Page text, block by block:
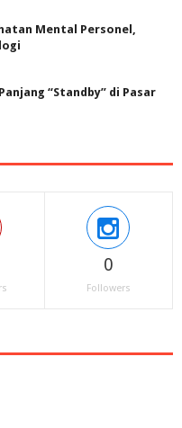
Mental Personel,
“Standby” di Pasar
0
Followers